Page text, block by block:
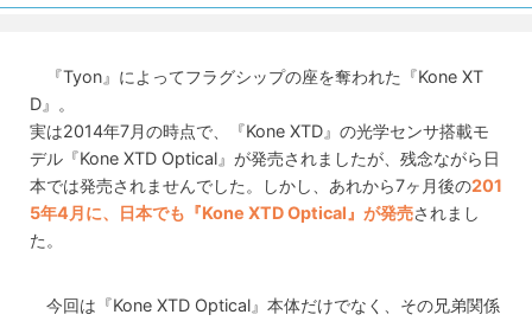
『Tyon』によってフラグシップの座を奪われた『Kone XT
D』。
実は2014年7月の時点で、『Kone XTD』の光学センサ搭載モ
デル『Kone XTD Optical』が発売されましたが、残念ながら日
本では発売されませんでした。しかし、あれから7ヶ月後の201
5年4月に、日本でも『Kone XTD Optical』が発売されまし
た。
今回は『Kone XTD Optical』本体だけでなく、その兄弟関係